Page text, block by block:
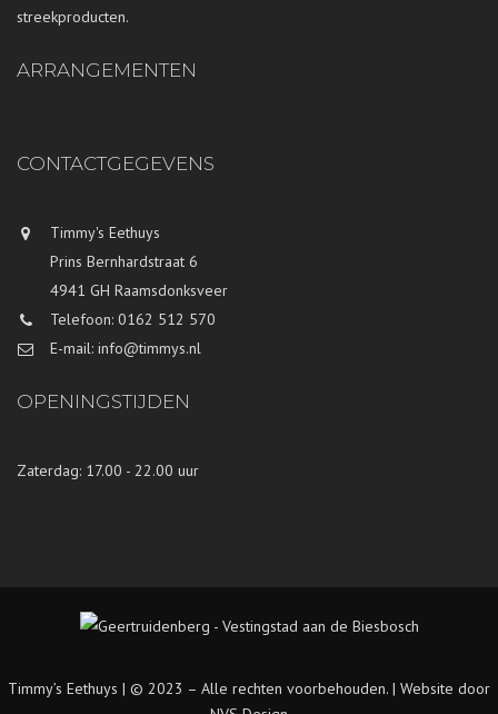
streekproducten.
ARRANGEMENTEN
CONTACTGEGEVENS
Timmy's Eethuys
Prins Bernhardstraat 6
4941 GH Raamsdonksveer
Telefoon: 0162 512 570
E-mail: info@timmys.nl
OPENINGSTIJDEN
Zaterdag: 17.00 - 22.00 uur
Timmy’s Eethuys | © 2023 – Alle rechten voorbehouden. | Website door